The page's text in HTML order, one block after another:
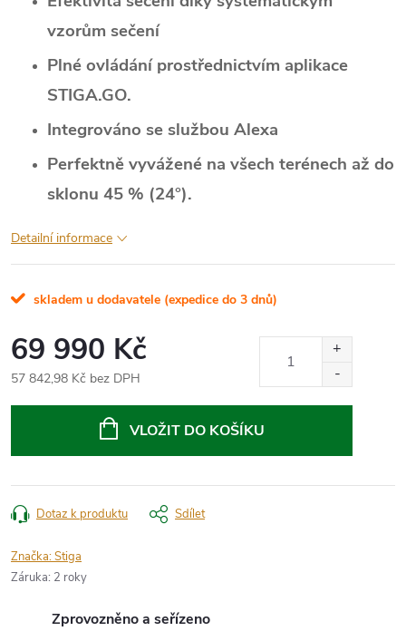
vzorům sečení
Plné ovládání prostřednictvím aplikace
STIGA.GO.
Integrováno se službou Alexa
Perfektně vyvážené na všech terénech až do
sklonu 45 % (24°).
Detailní informace
skladem u dodavatele (expedice do 3 dnů)
69 990 Kč
57 842,98 Kč bez DPH
VLOŽIT DO KOŠÍKU
Dotaz k produktu Sdílet
Značka:Stiga
Záruka: 2 roky
Zprovozněno a seřízeno